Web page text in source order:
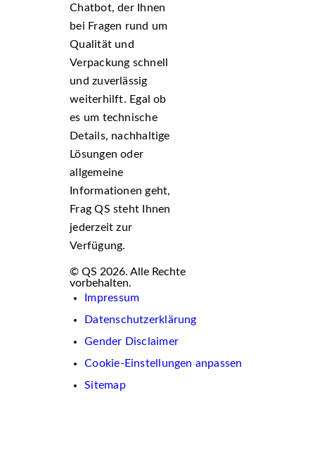
Chatbot, der Ihnen
bei Fragen rund um
Qualität und
Verpackung schnell
und zuverlässig
weiterhilft. Egal ob
es um technische
Details, nachhaltige
Lösungen oder
allgemeine
Informationen geht,
Frag QS steht Ihnen
jederzeit zur
Verfügung.
© QS 2026. Alle Rechte
vorbehalten.
Impressum
Datenschutzerklärung
Gender Disclaimer
Cookie-Einstellungen anpassen
Sitemap